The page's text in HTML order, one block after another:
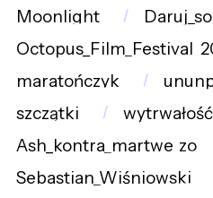
Moonlight
maratończyk
szczątki
wytrwałość
Ash_kontra_martwe_zo
Sebastian_Wiśniowski